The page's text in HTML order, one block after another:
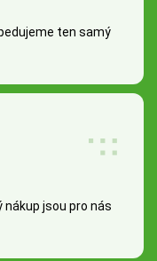
ten samý
nákup jsou pro nás